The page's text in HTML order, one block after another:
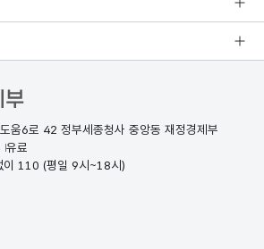
움6로 42 정부세종청사 중앙동 재정경제부
유료
이 110 (평일 9시~18시)